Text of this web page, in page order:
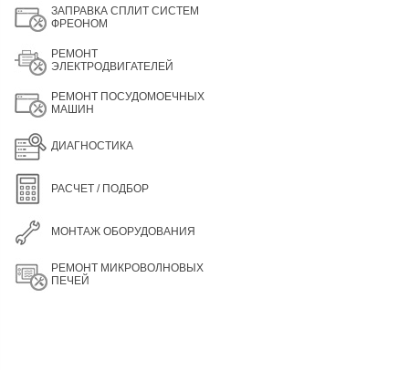
ЗАПРАВКА СПЛИТ СИСТЕМ
ФРЕОНОМ
РЕМОНТ
ЭЛЕКТРОДВИГАТЕЛЕЙ
РЕМОНТ ПОСУДОМОЕЧНЫХ
МАШИН
ДИАГНОСТИКА
РАСЧЕТ / ПОДБОР
МОНТАЖ ОБОРУДОВАНИЯ
РЕМОНТ МИКРОВОЛНОВЫХ
ПЕЧЕЙ